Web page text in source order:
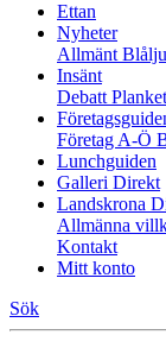
Ettan
Nyheter
Allmänt
Insänt
Debatt Planket
Företag A-Ö
Lunchguiden
Galleri Direkt
Landskrona
Allmänna
Kontakt
Mitt konto
Sök